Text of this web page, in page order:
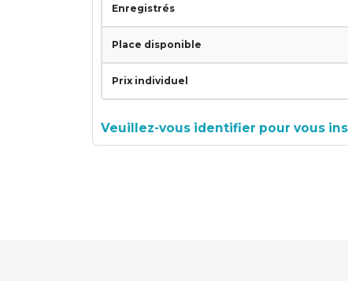
Enregistrés
Place disponible
Prix individuel
Veuillez-vous identifier pour vous